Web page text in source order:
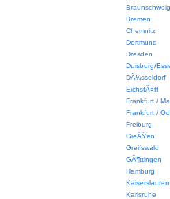
Braunschweig
Bremen
Chemnitz
Dortmund
Dresden
Duisburg/
DÃ¼sseldorf
EichstÃ¤tt
Frankfurt /
Frankfurt /
Freiburg
GieÃŸen
Greifswald
GÃ¶ttingen
Hamburg
Kaiserslautern
Karlsruhe